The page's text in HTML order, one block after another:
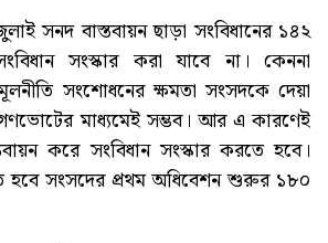
সনদ বাস্তবায়ন ছাড়া সংবিধানের ১৪২
সংস্কার করা যাবে না। কেননা
সংশোধনের ক্ষমতা সংসদকে দেয়া
মাধ্যমেই সম্ভব। আর এ কারণেই
করে সংবিধান সংস্কার করতে হবে।
সংসদের প্রথম অধিবেশন শুরুর ১৮০